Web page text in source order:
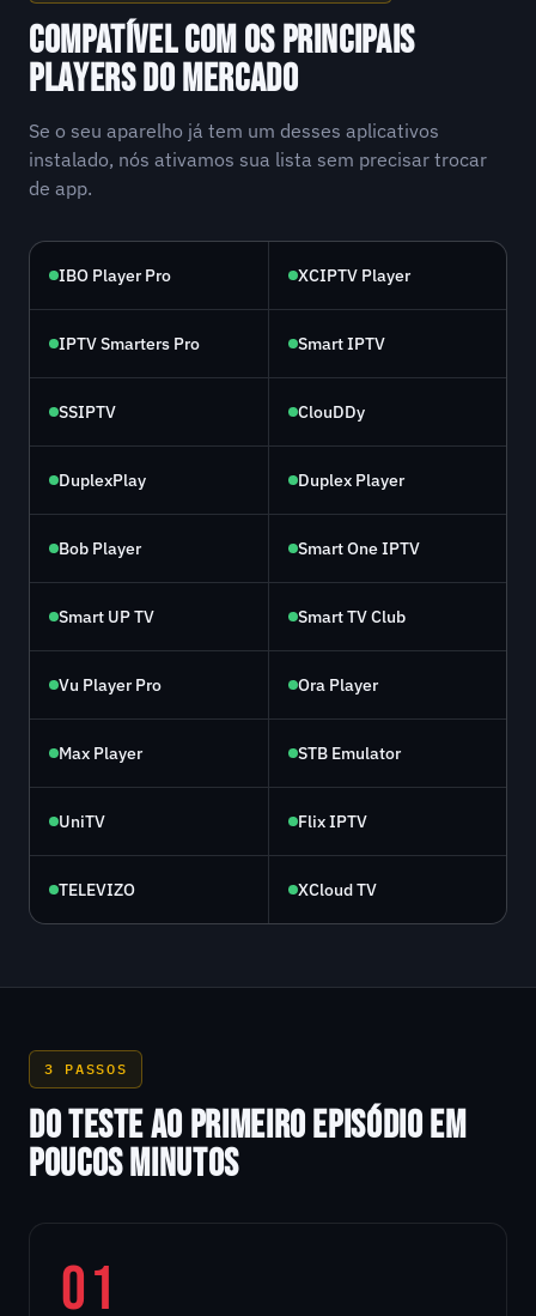
COMPATÍVEL COM OS PRINCIPAIS
PLAYERS DO MERCADO
Se o seu aparelho já tem um desses aplicativos
instalado, nós ativamos sua lista sem precisar trocar
de app.
IBO Player Pro XCIPTV Player
IPTV Smarters Pro Smart IPTV
SSIPTV ClouDDy
DuplexPlay Duplex Player
Bob Player Smart One IPTV
Smart UP TV Smart TV Club
Vu Player Pro Ora Player
Max Player STB Emulator
UniTV Flix IPTV
TELEVIZO XCloud TV
3 PASSOS
DO TESTE AO PRIMEIRO EPISÓDIO EM
POUCOS MINUTOS
01